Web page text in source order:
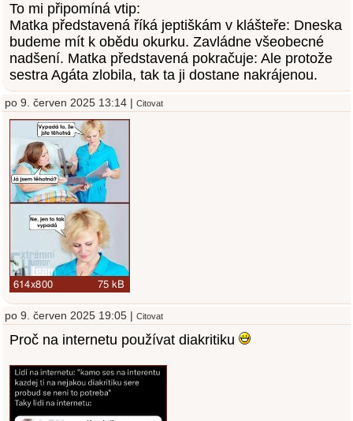
To mi připomíná vtip:
Matka představená říká jeptiškám v klášteře: Dneska
budeme mít k obědu okurku. Zavládne všeobecné
nadšení. Matka představená pokračuje: Ale protože
sestra Agáta zlobila, tak ta ji dostane nakrájenou.
po 9. červen 2025 13:14 | Citovat
po 9. červen 2025 19:05 | Citovat
Proč na internetu používat diakritiku